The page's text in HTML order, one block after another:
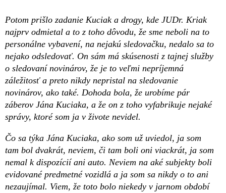
Potom prišlo zadanie Kuciak a drogy, kde JUDr. Kriak
najprv odmietal a to z toho dôvodu, že sme neboli na to
personálne vybavení, na nejakú sledovačku, nedalo sa to
nejako odsledovať. On sám má skúsenosti z tajnej služby
o sledovaní novinárov, že je to veľmi nepríjemná
záležitosť a preto nikdy nepristal na sledovanie
novinárov, ako také. Dohoda bola, že urobíme pár
záberov Jána Kuciaka, a že on z toho vyfabrikuje nejaké
správy, ktoré som ja v živote nevidel.
Čo sa týka Jána Kuciaka, ako som už uviedol, ja som
tam bol dvakrát, neviem, či tam boli oni viackrát, ja som
nemal k dispozícií ani auto. Neviem na aké subjekty boli
evidované predmetné vozidlá a ja som sa nikdy o to ani
nezaujímal. Viem, že toto bolo niekedy v jarnom období